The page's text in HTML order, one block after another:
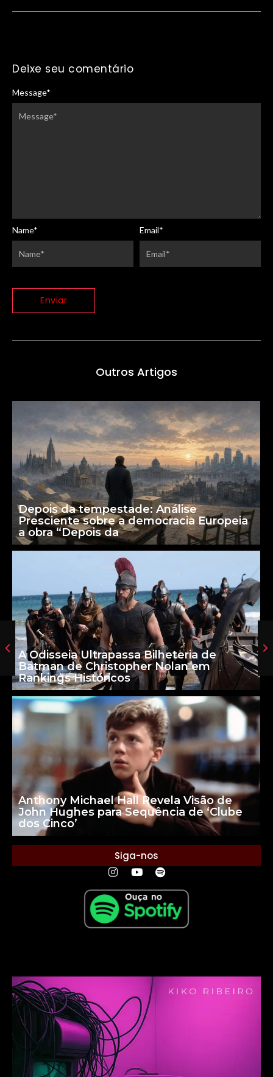
Deixe seu comentário
Message*
Name* Email*
Outros Artigos
Depois da tempestade: Análise
Presciente sobre a democracia Europeia
a obra “Depois da
A Odisseia Ultrapassa Bilheteria de
Batman de Christopher Nolan em
Rankings Históricos
Anthony Michael Hall Revela Visão de
John Hughes para Sequência de ‘Clube
dos Cinco’
Siga-nos